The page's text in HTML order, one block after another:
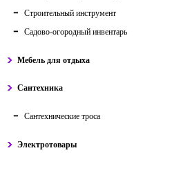
Строительный инструмент
Садово-огородный инвентарь
Мебель для отдыха
Сантехника
Сантехнические троса
Электротовары